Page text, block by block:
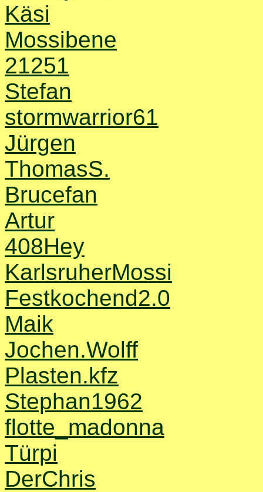
Käsi
Mossibene
21251
Stefan
stormwarrior61
Jürgen
ThomasS.
Brucefan
Artur
408Hey
KarlsruherMossi
Festkochend2.0
Maik
Jochen.Wolff
Plasten.kfz
Stephan1962
flotte_madonna
Türpi
DerChris